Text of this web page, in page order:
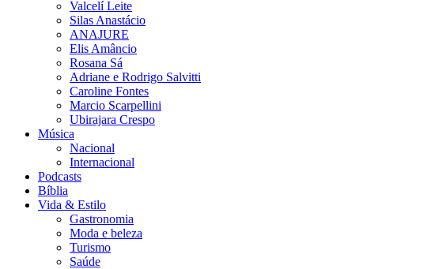
Valcelí Leite
Silas Anastácio
ANAJURE
Elis Amâncio
Rosana Sá
Adriane e Rodrigo Salvitti
Caroline Fontes
Marcio Scarpellini
Ubirajara Crespo
Música
Nacional
Internacional
Podcasts
Bíblia
Vida & Estilo
Gastronomia
Moda e beleza
Turismo
Saúde